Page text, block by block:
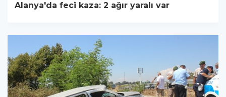
Alanya'da feci kaza: 2 ağır yaralı var